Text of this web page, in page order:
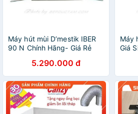
Máy hút mùi D’mestik IBER
90 N Chính Hãng- Giá Rẻ
5.290.000 đ
Máy
Giá